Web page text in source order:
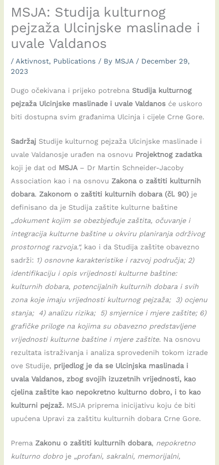
MSJA: Studija kulturnog
pejzaža Ulcinjske maslinade i
uvale Valdanos
/Aktivnost, Publications / By MSJA / December 29,
2023
Dugo očekivana i prijeko potrebnaStudija kulturnog
pejzaža Ulcinjske maslinade i uvale Valdanos će uskoro
biti dostupna svim građanima Ulcinja i cijele Crne Gore.
Sadržaj Studije kulturnog pejzaža Ulcinjske maslinade i
uvale Valdanosje urađen na osnovu Projektnog zadatka
koji je dat od MSJA – Dr Martin Schneider-Jacoby
Association kao i na osnovuZakona o zaštiti kulturnih
dobara.Zakonom o zaštiti kulturnih dobara (čl. 90) je
definisano da je Studija zaštite kulturne baštine
„dokument kojim se obezbjeđuje zaštita, očuvanje i
integracija kulturne baštine u okviru planiranja održivog
prostornog razvoja.“, kao i da Studija zaštite obavezno
sadrži: 1) osnovne karakteristike i razvoj područja; 2)
identifikaciju i opis vrijednosti kulturne baštine:
kulturnih dobara, potencijalnih kulturnih dobara i svih
zona koje imaju vrijednosti kulturnog pejzaža; 3) ocjenu
stanja; 4) analizu rizika; 5) smjernice i mjere zaštite; 6)
grafičke priloge na kojima su obavezno predstavljene
vrijednosti kulturne baštine i mjere zaštite. Na osnovu
rezultata istraživanja i analiza sprovedenih tokom izrade
ove Studije, prijedlog je da se Ulcinjska maslinada i
uvala Valdanos, zbog svojih izuzetnih vrijednosti, kao
cjelina zaštite kao nepokretno kulturno dobro, i to kao
kulturni pejzaž. MSJA priprema inicijativu koju će biti
upućena Upravi za zaštitu kulturnih dobara Crne Gore.
PremaZakonu o zaštiti kulturnih dobara, nepokretno
kulturno dobro je „profani, sakralni, memorijalni,